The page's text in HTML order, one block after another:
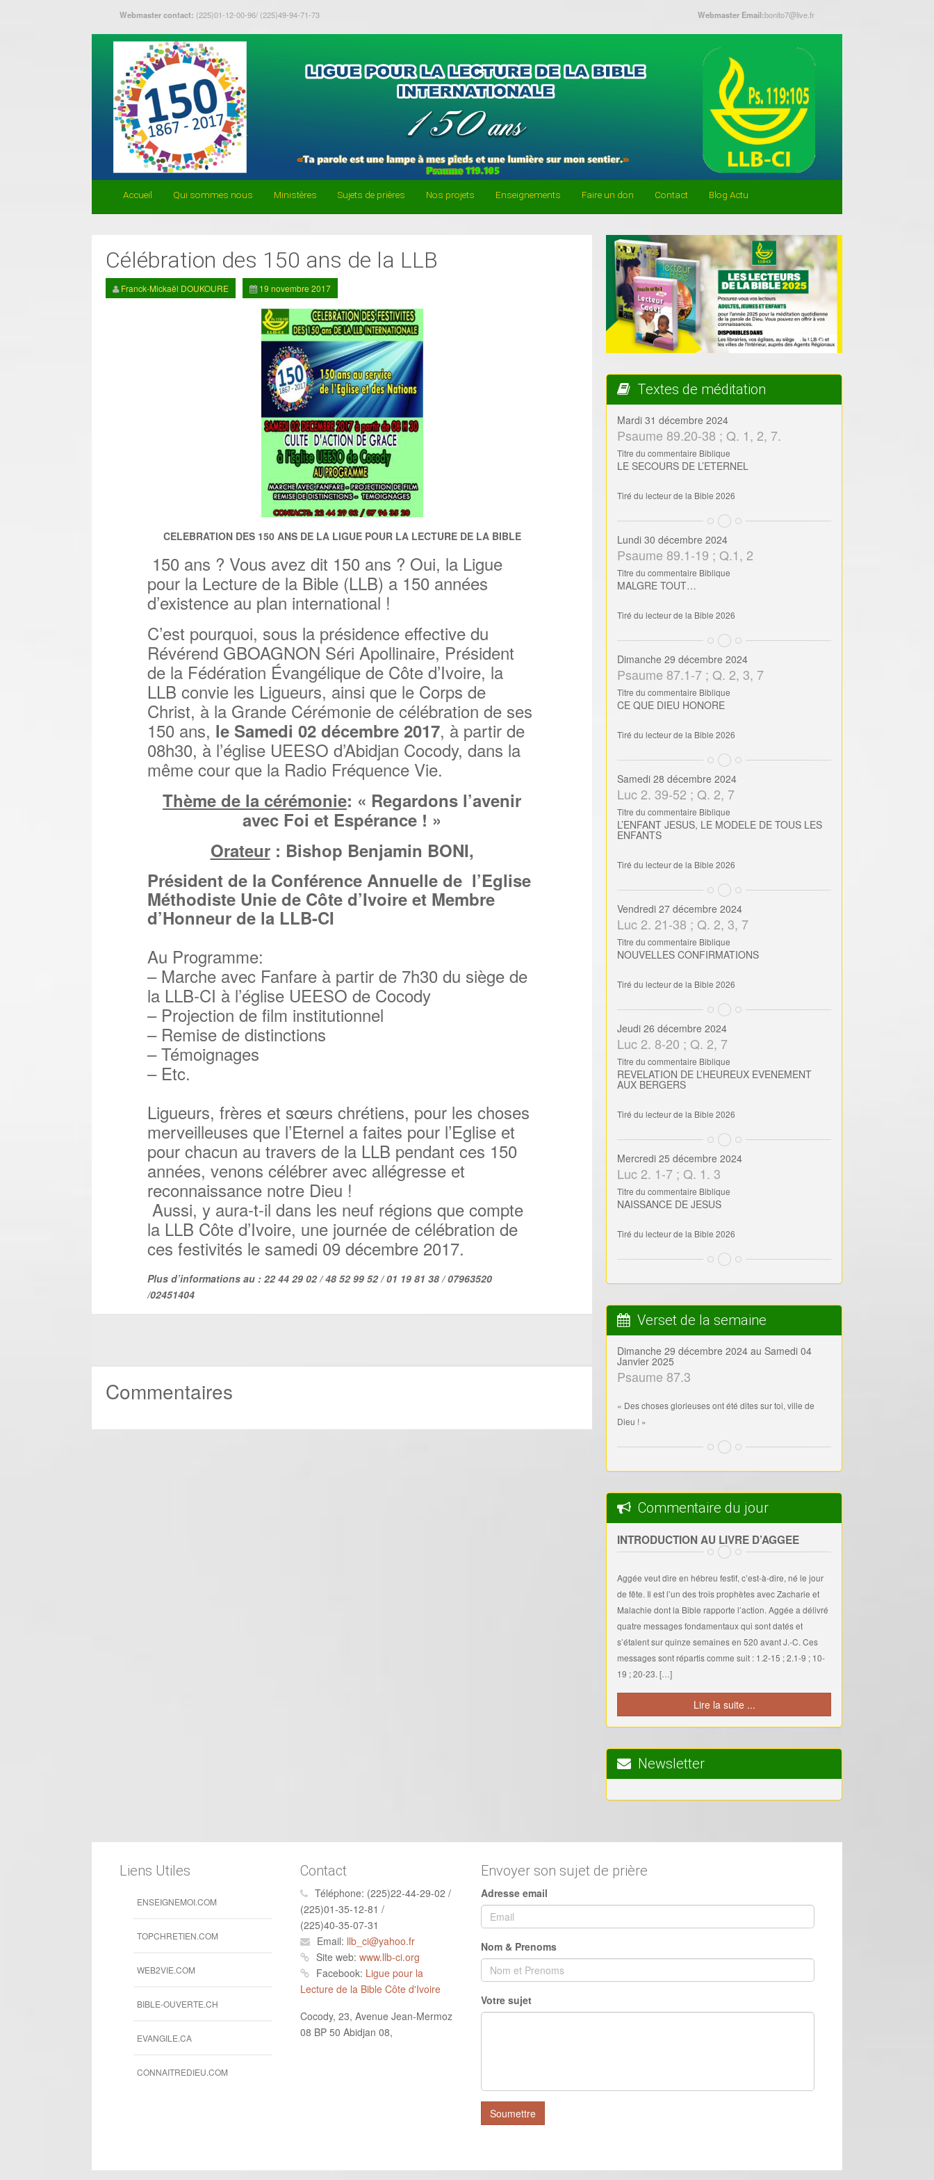
Webmaster contact: (225)01-12-00-96/ (225)49-94-71-73 Webmaster Email:bonito7@live.fr
Accueil Qui sommes nous Ministères Sujets de prières Nos projets Enseignements Faire un don Contact Blog Actu
Célébration des 150 ans de la LLB
Franck-Mickaël DOUKOURE 19 novembre 2017
CELEBRATION DES 150 ANS DE LA LIGUE POUR LA LECTURE DE LA BIBLE
150 ans ? Vous avez dit 150 ans ? Oui, la Ligue
pour la Lecture de la Bible (LLB) a 150 années
d’existence au plan international !
C’est pourquoi, sous la présidence effective du
Révérend GBOAGNON Séri Apollinaire, Président
de la Fédération Évangélique de Côte d’Ivoire, la
LLB convie les Ligueurs, ainsi que le Corps de
Christ, à la Grande Cérémonie de célébration de ses
150 ans, le Samedi 02 décembre 2017, à partir de
08h30, à l’église UEESO d’Abidjan Cocody, dans la
même cour que la Radio Fréquence Vie.
Thème de la cérémonie: « Regardons l’avenir
avec Foi et Espérance ! »
Orateur: Bishop Benjamin BONI,
Président de la Conférence Annuelle de l’Eglise
Méthodiste Unie de Côte d’Ivoire et Membre
d’Honneur de la LLB-CI
Au Programme:
– Marche avec Fanfare à partir de 7h30 du siège de
la LLB-CI à l’église UEESO de Cocody
– Projection de film institutionnel
– Remise de distinctions
– Témoignages
– Etc.
Ligueurs, frères et sœurs chrétiens, pour les choses
merveilleuses que l’Eternel a faites pour l’Eglise et
pour chacun au travers de la LLB pendant ces 150
années, venons célébrer avec allégresse et
reconnaissance notre Dieu !
Aussi, y aura-t-il dans les neuf régions que compte
la LLB Côte d’Ivoire, une journée de célébration de
ces festivités le samedi 09 décembre 2017.
Plus d’informations au : 22 44 29 02 / 48 52 99 52 / 01 19 81 38 / 07963520
/02451404
Commentaires
Textes de méditation
Mardi 31 décembre 2024
Psaume 89.20-38 ; Q. 1, 2, 7.
Titre du commentaire Biblique
LE SECOURS DE L’ETERNEL
Tiré du lecteur de la Bible 2026
Lundi 30 décembre 2024
Psaume 89.1-19 ; Q.1, 2
Titre du commentaire Biblique
MALGRE TOUT…
Tiré du lecteur de la Bible 2026
Dimanche 29 décembre 2024
Psaume 87.1-7 ; Q. 2, 3, 7
Titre du commentaire Biblique
CE QUE DIEU HONORE
Tiré du lecteur de la Bible 2026
Samedi 28 décembre 2024
Luc 2. 39-52 ; Q. 2, 7
Titre du commentaire Biblique
L’ENFANT JESUS, LE MODELE DE TOUS LES
ENFANTS
Tiré du lecteur de la Bible 2026
Vendredi 27 décembre 2024
Luc 2. 21-38 ; Q. 2, 3, 7
Titre du commentaire Biblique
NOUVELLES CONFIRMATIONS
Tiré du lecteur de la Bible 2026
Jeudi 26 décembre 2024
Luc 2. 8-20 ; Q. 2, 7
Titre du commentaire Biblique
REVELATION DE L’HEUREUX EVENEMENT
AUX BERGERS
Tiré du lecteur de la Bible 2026
Mercredi 25 décembre 2024
Luc 2. 1-7 ; Q. 1. 3
Titre du commentaire Biblique
NAISSANCE DE JESUS
Tiré du lecteur de la Bible 2026
Verset de la semaine
Dimanche 29 décembre 2024 au Samedi 04
Janvier 2025
Psaume 87.3
« Des choses glorieuses ont été dites sur toi, ville de
Dieu ! »
Commentaire du jour
INTRODUCTION AU LIVRE D’AGGEE
Aggée veut dire en hébreu festif, c’est-à-dire, né le jour
de fête. Il est l’un des trois prophètes avec Zacharie et
Malachie dont la Bible rapporte l’action. Aggée a délivré
quatre messages fondamentaux qui sont datés et
s’étalent sur quinze semaines en 520 avant J.-C. Ces
messages sont répartis comme suit : 1.2-15 ; 2.1-9 ; 10-
19 ; 20-23. […]
Lire la suite ...
Newsletter
Liens Utiles
ENSEIGNEMOI.COM
TOPCHRETIEN.COM
WEB2VIE.COM
BIBLE-OUVERTE.CH
EVANGILE.CA
CONNAITREDIEU.COM
Contact
Téléphone: (225)22-44-29-02 /
(225)01-35-12-81 /
(225)40-35-07-31
Email: llb_ci@yahoo.fr
Site web: www.llb-ci.org
Facebook: Ligue pour la
Lecture de la Bible Côte d'Ivoire
Cocody, 23, Avenue Jean-Mermoz
08 BP 50 Abidjan 08,
Envoyer son sujet de prière
Adresse email
Nom & Prenoms
Votre sujet
Soumettre